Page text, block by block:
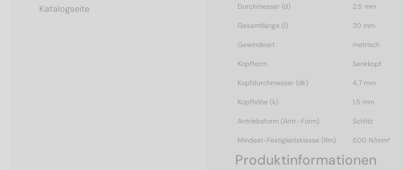
Katalogseite
Durchmesser (d) 2,5 mm
Gesamtlänge (l) 20 mm
Gewindeart metrisch
Kopfform Senkkopf
Kopfdurchmesser (dk) 4,7 mm
Kopfhöhe (k) 1,5 mm
Antriebsform (Antr.-Form) Schlitz
Mindest-Festigkeitsklasse (Rm) 500 N/mm²
Produktinformationen